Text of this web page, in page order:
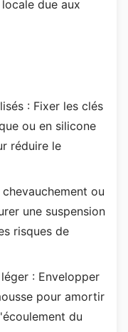
due aux
: Fixer les clés
ou en silicone
réduire le
ou
une suspension
risques de
: Envelopper
pour amortir
du